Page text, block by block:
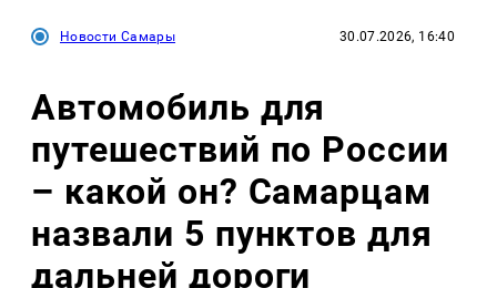
Новости Самары 30.07.2026, 16:40
Автомобиль для
путешествий по России
– какой он? Самарцам
назвали 5 пунктов для
дальней дороги